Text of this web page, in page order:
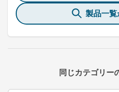
製品一覧
同じカテゴリー